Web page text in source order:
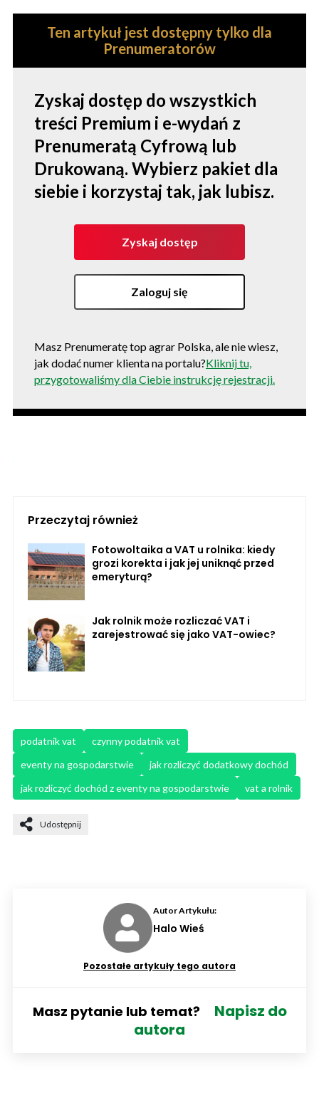
Ten artykuł jest dostępny tylko dla
Prenumeratorów
Zyskaj dostęp do wszystkich
treści Premium i e-wydań z
Prenumeratą Cyfrową lub
Drukowaną. Wybierz pakiet dla
siebie i korzystaj tak, jak lubisz.
Zyskaj dostęp
Zaloguj się
Masz Prenumeratę top agrar Polska, ale nie wiesz,
jak dodać numer klienta na portalu?Kliknij tu,
przygotowaliśmy dla Ciebie instrukcję rejestracji.
Przeczytaj również
Fotowoltaika a VAT u rolnika: kiedy
grozi korekta i jak jej uniknąć przed
emeryturą?
Jak rolnik może rozliczać VAT i
zarejestrować się jako VAT-owiec?
podatnik vat
czynny podatnik vat
eventy na gospodarstwie
jak rozliczyć dodatkowy dochód
jak rozliczyć dochód z eventy na gospodarstwie
vat a rolnik
Udostępnij
Autor Artykułu:
Halo Wieś
Pozostałe artykuły tego autora
Masz pytanie lub temat?
Napisz do
autora